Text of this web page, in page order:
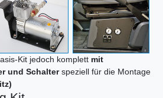
Kit jedoch komplett mit
und Schalterspeziell für die Montage